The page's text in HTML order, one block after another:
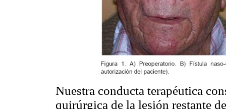
Nuestra conducta terapéutica
quirúrgica de la lesión restante